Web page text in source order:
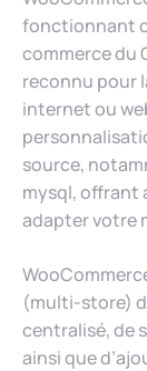
fonctionnant
commerce du
reconnu pour
internet ou
source,
mysql, offrant
adapter votre
(multi-store)
centralisé, de
ainsi que